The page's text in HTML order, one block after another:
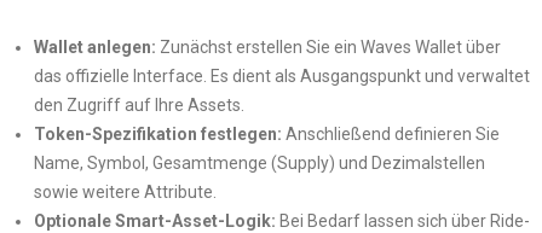
Wallet anlegen: Zunächst erstellen Sie ein Waves Wallet über
das offizielle Interface. Es dient als Ausgangspunkt und verwaltet
den Zugriff auf Ihre Assets.
Token-Spezifikation festlegen: Anschließend definieren Sie
Name, Symbol, Gesamtmenge (Supply) und Dezimalstellen
sowie weitere Attribute.
Optionale Smart-Asset-Logik: Bei Bedarf lassen sich über Ride-